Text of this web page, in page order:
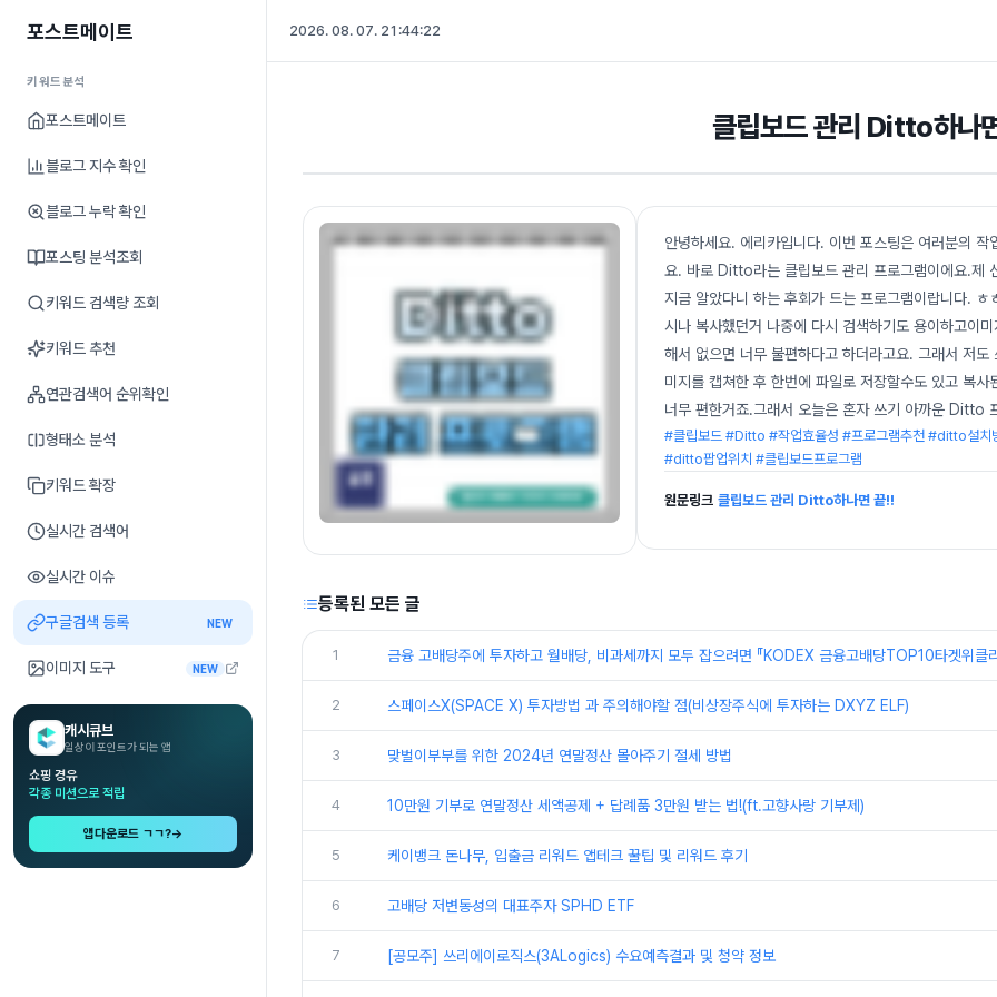
포스트메이트
키워드분석
포스트메이트
블로그 지수 확인
블로그 누락 확인
포스팅 분석조회
키워드 검색량 조회
키워드 추천
연관검색어 순위확인
형태소 분석
키워드 확장
실시간 검색어
실시간 이슈
구글검색 등록 NEW
이미지 도구 NEW
캐시큐브
일상이 포인트가 되는 앱
쇼핑 경유
각종 미션으로 적립
앱다운로드 ㄱㄱ?→
2026. 08. 07. 21:44:23
클립보드 관리 Ditto하나
안녕하세요. 에리카입니다. 이번 포스팅은 여러분의
요. 바로 Ditto라는 클립보드 관리 프로그램이에요.제
지금 알았다니 하는 후회가 드는 프로그램이랍니다.
시나 복사했던거 나중에 다시 검색하기도 용이하고이
해서 없으면 너무 불편하다고 하더라고요. 그래서 저
미지를 캡쳐한 후 한번에 파일로 저장할수도 있고 복
너무 편한거죠.그래서 오늘은 혼자 쓰기 아까운 Ditto
#클립보드 #Ditto #작업효율성 #프로그램추천 #ditto설
#ditto팝업위치 #클립보드프로그램
원문링크 클립보드 관리 Ditto하나면 끝!!
등록된 모든 글
1 금융 고배당주에 투자하고 월배당, 비과세까지 모두 잡으려면 『KODEX 금융고배당TOP10타겟위클
2 스페이스X(SPACE X) 투자방법 과 주의해야할 점(비상장주식에 투자하는 DXYZ ELF)
3 맞벌이부부를 위한 2024년 연말정산 몰아주기 절세 방법
4 10만원 기부로 연말정산 세액공제 + 답례품 3만원 받는 법!(ft.고향사랑 기부제)
5 케이뱅크 돈나무, 입출금 리워드 앱테크 꿀팁 및 리워드 후기
6 고배당 저변동성의 대표주자 SPHD ETF
7 [공모주] 쓰리에이로직스(3ALogics) 수요예측결과 및 청약 정보